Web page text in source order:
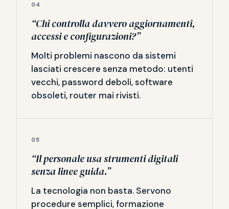
04
“Chi controlla davvero aggiornamenti,
accessi e configurazioni?”
Molti problemi nascono da sistemi
lasciati crescere senza metodo: utenti
vecchi, password deboli, software
obsoleti, router mai rivisti.
05
“Il personale usa strumenti digitali
senza linee guida.”
La tecnologia non basta. Servono
procedure semplici, formazione